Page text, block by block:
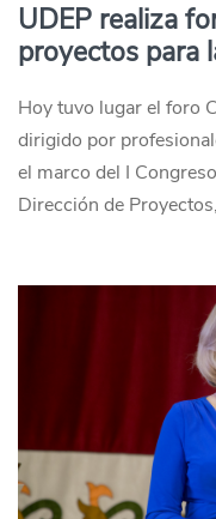
UDEP realiza
proyectos para
Hoy tuvo lugar el foro
dirigido por
el marco del I
Dirección de